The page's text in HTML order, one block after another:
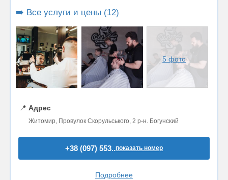
➡️ Все услуги и цены (12)
5 фото
📍 Адрес
Житомир, Провулок Скорульського, 2 р-н. Богунский
+38 (097) 553..показать номер
Подробнее